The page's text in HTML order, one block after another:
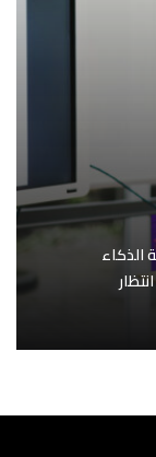
الذكاء